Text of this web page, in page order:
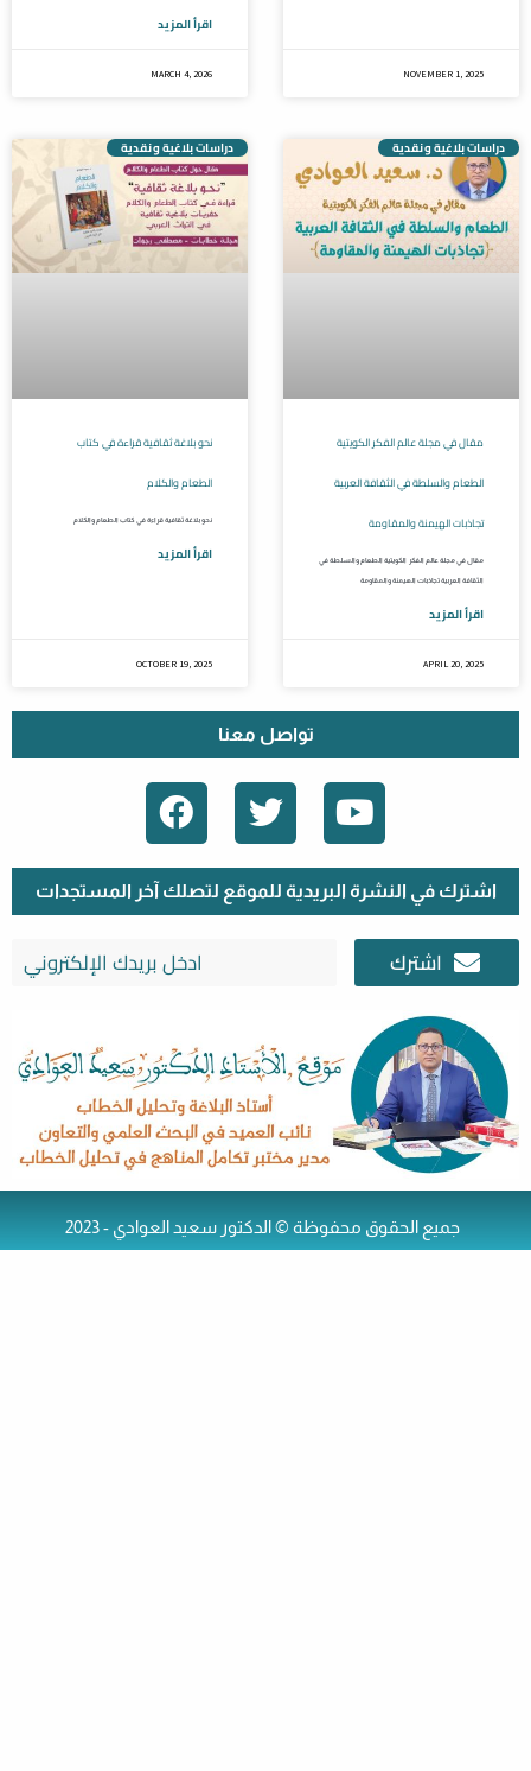
اقرأ المزيد
MARCH 4, 2026 NOVEMBER 1, 2025
دراسات بلاغية ونقدية
نحو بلاغة ثقافية قراءة في كتاب
الطعام والكلام
نحو بلاغة ثقافية قراءة في كتاب الطعام والكلام
اقرأ المزيد
OCTOBER 19, 2025
دراسات بلاغية ونقدية
مقال في مجلة عالم الفكر الكويتية
الطعام والسلطة في الثقافة العربية
تجاذبات الهيمنة والمقاومة
مقال في مجلة عالم الفكر الكويتية الطعام والسلطة في
الثقافة العربية تجاذبات الهيمنة والمقاومة
اقرأ المزيد
APRIL 20, 2025
تواصل معنا
F
A
C
E
O
K
T
W
I
T
Y
O
U
T
U
اشترك في النشرة البريدية للموقع لتصلك آخر المستجدات
اشترك
جميع الحقوق محفوظة © الدكتور سعيد العوادي - 2023